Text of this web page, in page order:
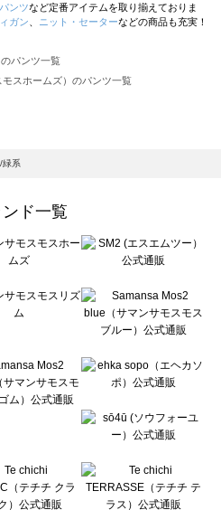
パンツなど定番アイテムを取り揃えておりま
ガン ニット・セーターなどの商品も充実！
パンツ一覧
スホームズ）のパンツ一覧
イサマンサモスモス）のパンツ一覧
ブルー）のパンツ一覧
）のパンツ一覧
ツ一覧
パンツ一覧
覧
緑系
ド一覧